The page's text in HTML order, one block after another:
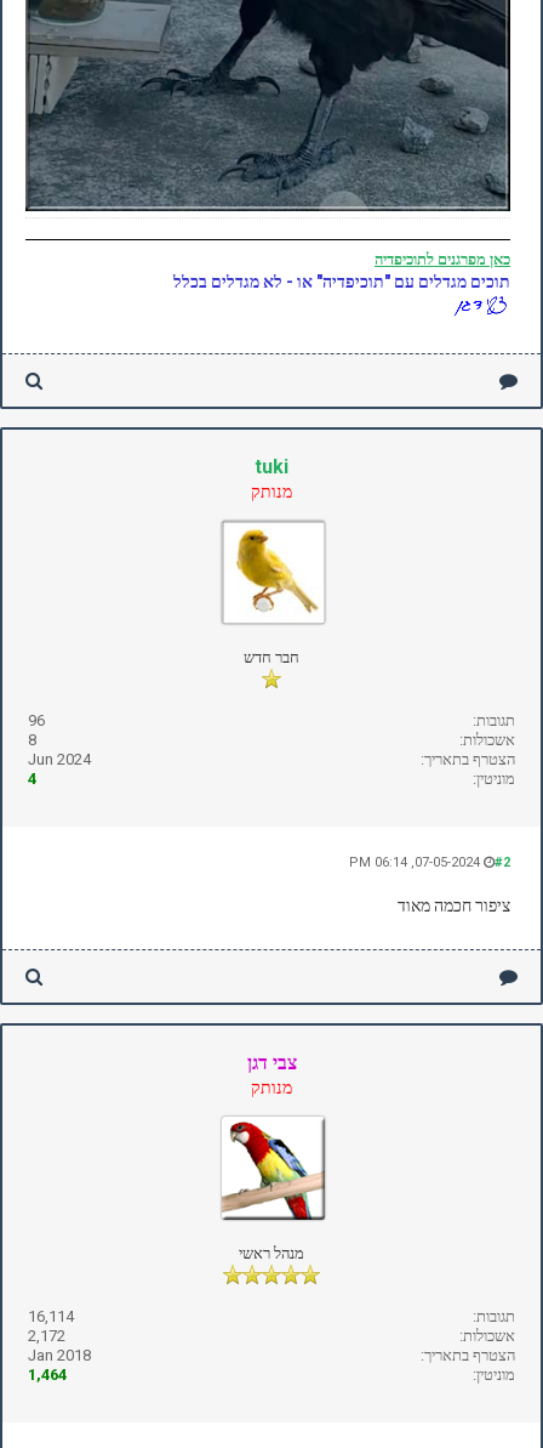
כאן מפרגנים לתוכיפדיה
תוכים מגדלים עם "תוכיפדיה" או - לא מגדלים בכלל
tuki
מנותק
חבר חדש
תגובות:
96
אשכולות:
8
הצטרף בתאריך:
Jun 2024
מוניטין:
4
#2
ציפור חכמה מאוד
צבי דגן
מנותק
מנהל ראשי
תגובות:
16,114
אשכולות:
2,172
הצטרף בתאריך:
Jan 2018
מוניטין:
1,464